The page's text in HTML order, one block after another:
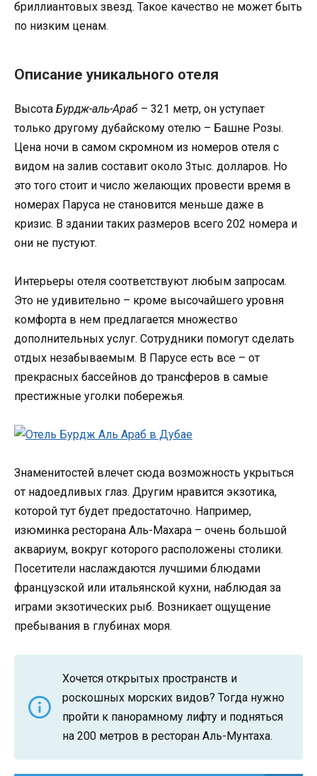
бриллиантовых звезд. Такое качество не может быть
по низким ценам.
Описание уникального отеля
Высота Бурдж-аль-Араб – 321 метр, он уступает
только другому дубайскому отелю – Башне Розы.
Цена ночи в самом скромном из номеров отеля с
видом на залив составит около 3тыс. долларов. Но
это того стоит и число желающих провести время в
номерах Паруса не становится меньше даже в
кризис. В здании таких размеров всего 202 номера и
они не пустуют.
Интерьеры отеля соответствуют любым запросам.
Это не удивительно – кроме высочайшего уровня
комфорта в нем предлагается множество
дополнительных услуг. Сотрудники помогут сделать
отдых незабываемым. В Парусе есть все – от
прекрасных бассейнов до трансферов в самые
престижные уголки побережья.
Знаменитостей влечет сюда возможность укрыться
от надоедливых глаз. Другим нравится экзотика,
которой тут будет предостаточно. Например,
изюминка ресторана Аль-Махара – очень большой
аквариум, вокруг которого расположены столики.
Посетители наслаждаются лучшими блюдами
французской или итальянской кухни, наблюдая за
играми экзотических рыб. Возникает ощущение
пребывания в глубинах моря.
Хочется открытых пространств и
роскошных морских видов? Тогда нужно
пройти к панорамному лифту и подняться
на 200 метров в ресторан Аль-Мунтаха.